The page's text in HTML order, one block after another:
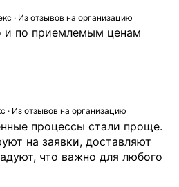
· Из отзывов на организацию
и по приемлемым ценам
· Из отзывов на организацию
процессы стали проще.
на заявки, доставляют
что важно для любого